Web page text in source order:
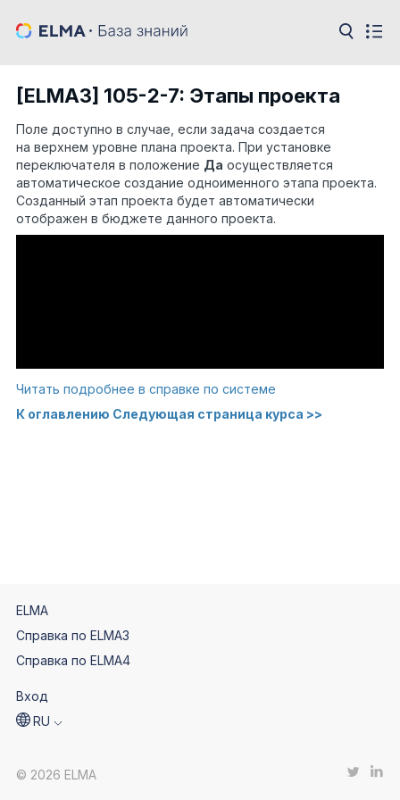
[ELMA3] 105-2-7: Этапы проекта
Поле доступно в случае, если задача создается
на верхнем уровне плана проекта. При установке
переключателя в положение Да осуществляется
автоматическое создание одноименного этапа проекта.
Созданный этап проекта будет автоматически
отображен в бюджете данного проекта.
Читать подробнее в справке по системе
К оглавлению Следующая страница курса >>
ELMA
Справка по ELMA3
Справка по ELMA4
Вход
RU
© 2026 ELMA